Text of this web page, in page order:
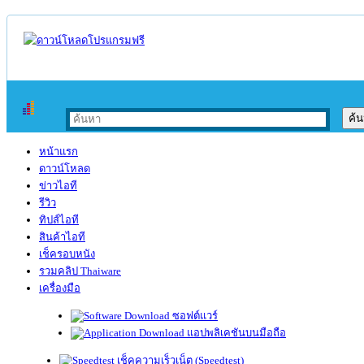
หน้าแรก
ดาวน์โหลด
ข่าวไอที
รีวิว
ทิปส์ไอที
สินค้าไอที
เช็ครอบหนัง
รวมคลิป Thaiware
เครื่องมือ
ซอฟต์แวร์
แอปพลิเคชันบนมือถือ
เช็คความเร็วเน็ต (Speedtest)